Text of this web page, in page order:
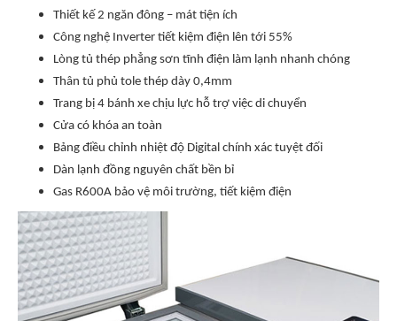
Thiết kế 2 ngăn đông – mát tiện ích
Công nghệ Inverter tiết kiệm điện lên tới 55%
Lòng tủ thép phẳng sơn tĩnh điện làm lạnh nhanh chóng
Thân tủ phủ tole thép dày 0,4mm
Trang bị 4 bánh xe chịu lực hỗ trợ việc di chuyển
Cửa có khóa an toàn
Bảng điều chỉnh nhiệt độ Digital chính xác tuyệt đối
Dàn lạnh đồng nguyên chất bền bỉ
Gas R600A bảo vệ môi trường, tiết kiệm điện